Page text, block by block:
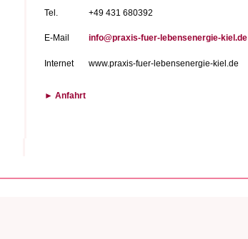
Tel. +49 431 680392
E-Mail info@praxis-fuer-lebensenergie-kiel.de
Internet www.praxis-fuer-lebensenergie-kiel.de
► Anfahrt